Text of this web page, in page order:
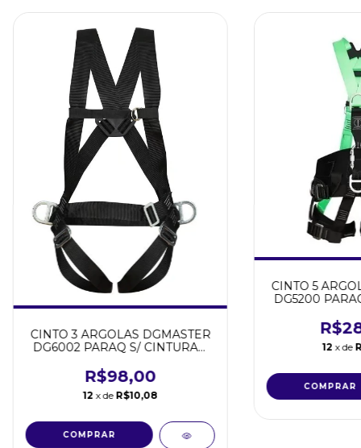
CINTO 3 ARGOLAS DGMASTER
DG6002 PARAQ S/ CINTURAO
R$98,00
12 x de R$10,08
CINTO 5
DG5200
12 x de